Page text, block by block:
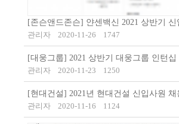
[존슨앤드존슨] 얀센백신 2021 상반기 신
관리자
2020-11-26 1747
[대웅그룹] 2021 상반기 대웅그룹 인턴십
관리자
2020-11-23 1250
[현대건설] 2021년 현대건설 신입사원 채
관리자
2020-11-16 1124